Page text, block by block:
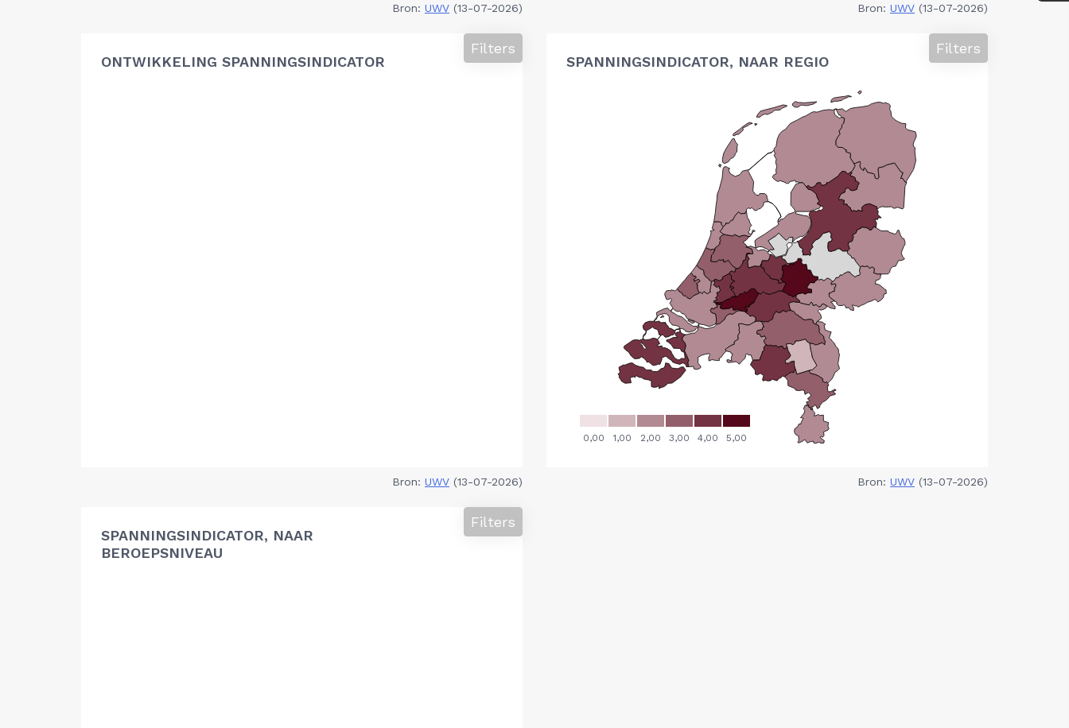
Bron: UWV (13-07-2026) Bron: UWV (13-07-2026)
ONTWIKKELING SPANNINGSINDICATOR
Filters
Bron: UWV (13-07-2026)
SPANNINGSINDICATOR, NAAR REGIO
Filters
Bron: UWV (13-07-2026)
SPANNINGSINDICATOR, NAAR
BEROEPSNIVEAU
Filters